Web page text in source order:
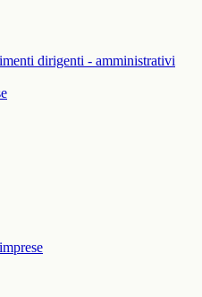
dirigenti - amministrativi